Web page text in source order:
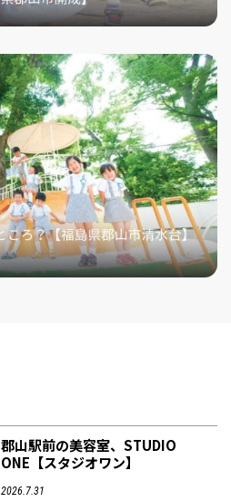
郡山駅前の美容室、STUDIO
ONE【スタジオワン】
2026.7.31